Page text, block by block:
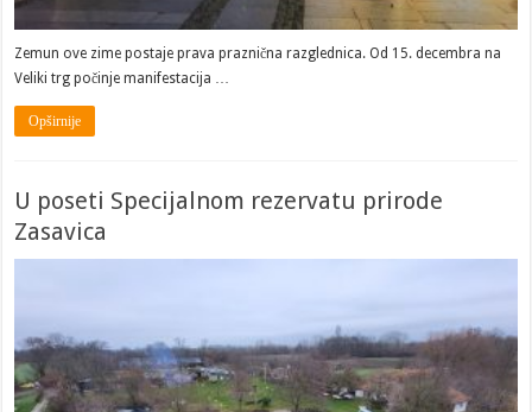
Zemun ove zime postaje prava praznična razglednica. Od 15. decembra na
Veliki trg počinje manifestacija …
Opširnije
U poseti Specijalnom rezervatu prirode
Zasavica